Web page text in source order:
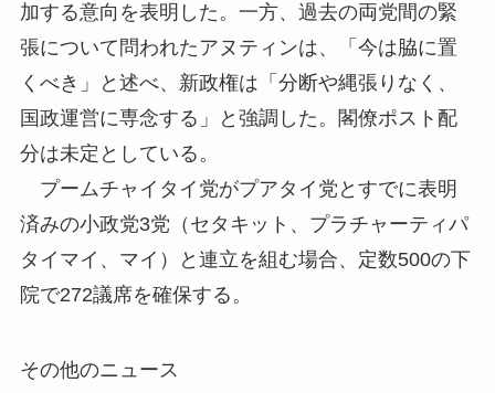
加する意向を表明した。一方、過去の両党間の緊
張について問われたアヌティンは、「今は脇に置
くべき」と述べ、新政権は「分断や縄張りなく、
国政運営に専念する」と強調した。閣僚ポスト配
分は未定としている。
プームチャイタイ党がプアタイ党とすでに表明
済みの小政党3党（セタキット、プラチャーティパ
タイマイ、マイ）と連立を組む場合、定数500の下
院で272議席を確保する。
その他のニュース